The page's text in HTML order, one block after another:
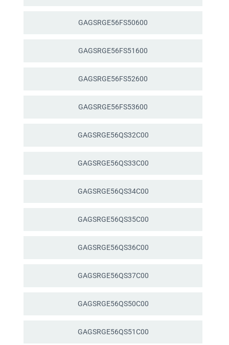
GAGSRGE56FS50600
GAGSRGE56FS51600
GAGSRGE56FS52600
GAGSRGE56FS53600
GAGSRGE56QS32C00
GAGSRGE56QS33C00
GAGSRGE56QS34C00
GAGSRGE56QS35C00
GAGSRGE56QS36C00
GAGSRGE56QS37C00
GAGSRGE56QS50C00
GAGSRGE56QS51C00